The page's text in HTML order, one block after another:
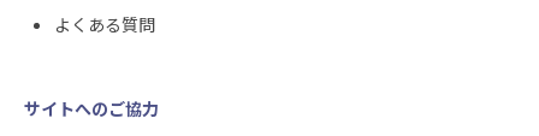
よくある質問
サイトへのご協力